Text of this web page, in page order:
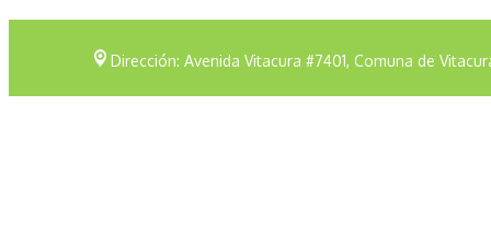
Dirección: Avenida Vitacura #7401, Comuna de